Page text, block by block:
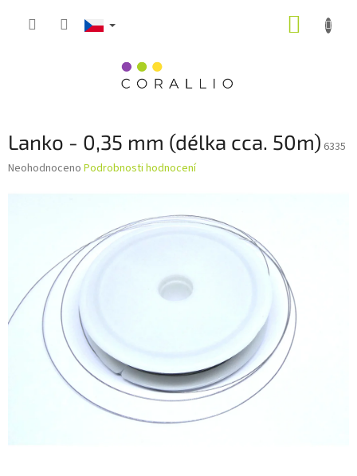
Lanko - 0,35 mm (délka cca. 50m) 6335
Průměrné
hvězdiček.
Neohodnoceno Podrobnosti hodnocení